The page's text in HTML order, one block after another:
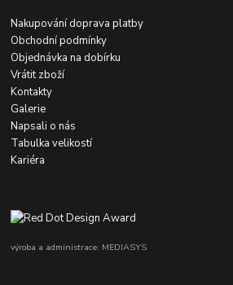
Nakupování doprava platby
Obchodní podmínky
Objednávka na dobírku
Vrátit zboží
Kontakty
Galerie
Napsali o nás
Tabulka velikostí
Kariéra
výroba a administrace: MEDIASYS